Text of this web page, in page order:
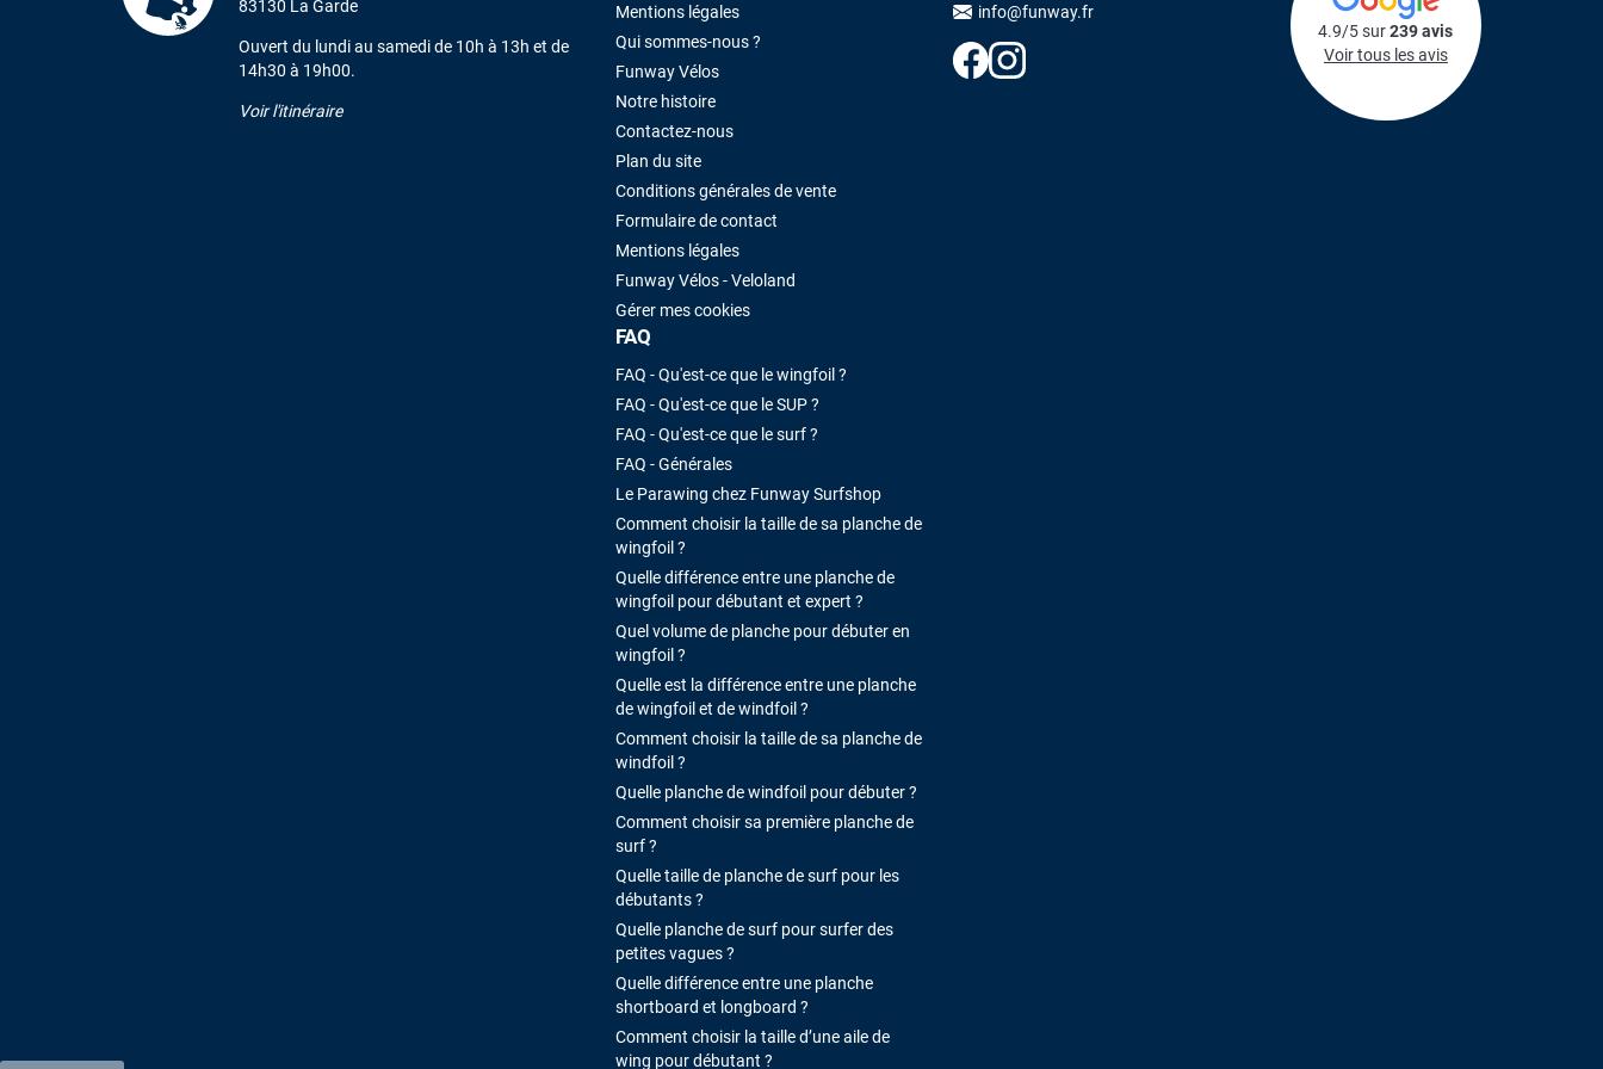
83130 La Garde
Ouvert du lundi au samedi de 10h à 13h et de
14h30 à 19h00.
Voir l'itinéraire
Mentions légales
Qui sommes-nous ?
Funway Vélos
Notre histoire
Contactez-nous
Plan du site
Conditions générales de vente
Formulaire de contact
Mentions légales
Funway Vélos - Veloland
Gérer mes cookies
FAQ
FAQ - Qu'est-ce que le wingfoil ?
FAQ - Qu'est-ce que le SUP ?
FAQ - Qu'est-ce que le surf ?
FAQ - Générales
Le Parawing chez Funway Surfshop
Comment choisir la taille de sa planche de
wingfoil ?
Quelle différence entre une planche de
wingfoil pour débutant et expert ?
Quel volume de planche pour débuter en
wingfoil ?
Quelle est la différence entre une planche
de wingfoil et de windfoil ?
Comment choisir la taille de sa planche de
windfoil ?
Quelle planche de windfoil pour débuter ?
Comment choisir sa première planche de
surf ?
Quelle taille de planche de surf pour les
débutants ?
Quelle planche de surf pour surfer des
petites vagues ?
Quelle différence entre une planche
shortboard et longboard ?
Comment choisir la taille d’une aile de
wing pour débutant ?
info@funway.fr
4.9/5 sur239 avis
Voir tous les avis
Maronui RICHMOND
il y a 3 mois
J'ai acheté une voile d'occasion depuis Tahiti. Super service. L'envoi a
été rapide. La voile est arrivée en super état. Mauruuru roa.
VOIR TOUS LES AVIS